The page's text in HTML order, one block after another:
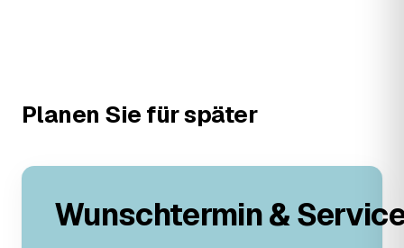
Planen Sie für später
Wunschtermin &